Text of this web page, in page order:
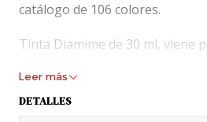
catálogo de 106 colores.
Tinta Diamime de 30 ml, viene
En los blogs de fanáticos, tinta
Leer más
DETALLES